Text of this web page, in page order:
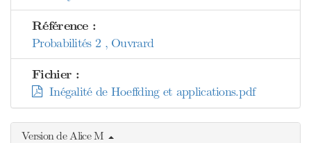
Référence :
Probabilités 2 , Ouvrard
Fichier :
Inégalité de Hoeffding et applications.pdf
Version de Alice M